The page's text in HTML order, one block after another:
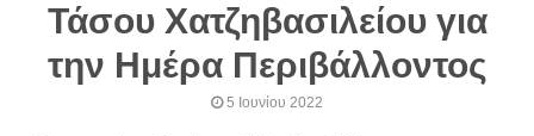
Τάσου Χατζηβασιλείου για
την Ημέρα Περιβάλλοντος
5 Ιουνίου 2022